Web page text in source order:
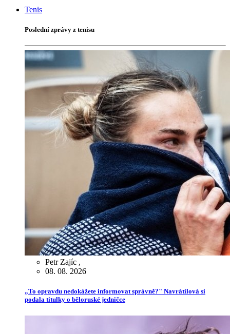
Tenis
Poslední zprávy z tenisu
Petr Zajíc ,
08. 08. 2026
„To opravdu nedokážete informovat správně?" Navrátilová si
podala titulky o běloruské jedničce